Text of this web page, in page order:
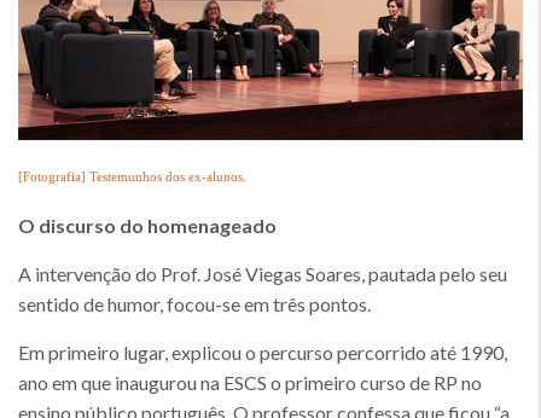
[Fotografia] Testemunhos dos ex-alunos.
O discurso do homenageado
A intervenção do Prof. José Viegas Soares, pautada pelo seu
sentido de humor, focou-se em três pontos.
Em primeiro lugar, explicou o percurso percorrido até 1990,
ano em que inaugurou na ESCS o primeiro curso de RP no
ensino público português. O professor confessa que ficou “a